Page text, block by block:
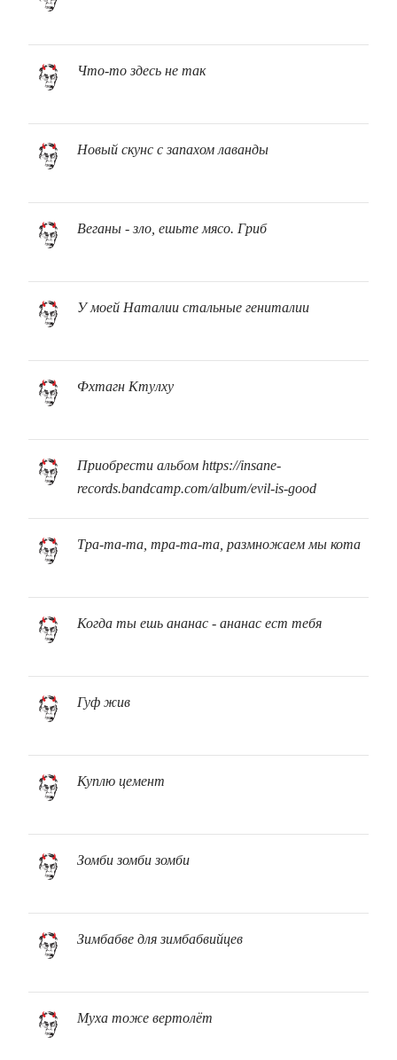
Что-то здесь не так
Новый скунс с запахом лаванды
Веганы - зло, ешьте мясо. Гриб
У моей Наталии стальные гениталии
Фхтагн Ктулху
Приобрести альбом https://insane-
records.bandcamp.com/album/evil-is-good
Тра-та-та, тра-та-та, размножаем мы кота
Когда ты ешь ананас - ананас ест тебя
Гуф жив
Куплю цемент
Зомби зомби зомби
Зимбабве для зимбабвийцев
Муха тоже вертолёт